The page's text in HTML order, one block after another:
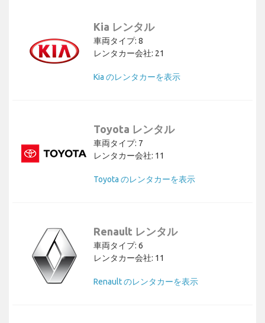
Kia レンタル
車両タイプ: 8
レンタカー会社: 21
Kia のレンタカーを表示
Toyota レンタル
車両タイプ: 7
レンタカー会社: 11
Toyota のレンタカーを表示
Renault レンタル
車両タイプ: 6
レンタカー会社: 11
Renault のレンタカーを表示